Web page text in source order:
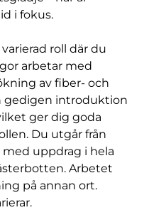
i fokus.
roll där du
arbetar med
av fiber- och
gedigen introduktion
ger dig goda
Du utgår från
med uppdrag i hela
Arbetet
på annan ort.